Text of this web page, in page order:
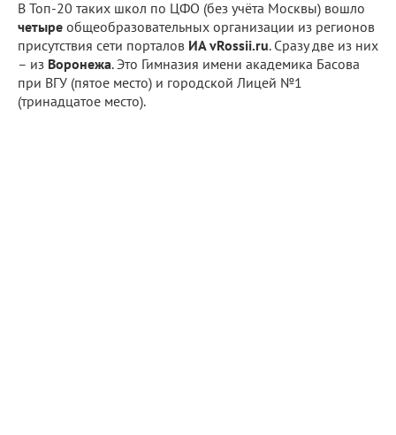
В Топ-20 таких школ по ЦФО (без учёта Москвы) вошло
четыре общеобразовательных организации из регионов
присутствия сети порталов ИА vRossii.ru. Сразу две из них
– из Воронежа. Это Гимназия имени академика Басова
при ВГУ (пятое место) и городской Лицей №1
(тринадцатое место).